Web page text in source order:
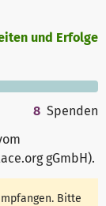
und Erfolge
8 Spenden
gGmbH).
Bitte